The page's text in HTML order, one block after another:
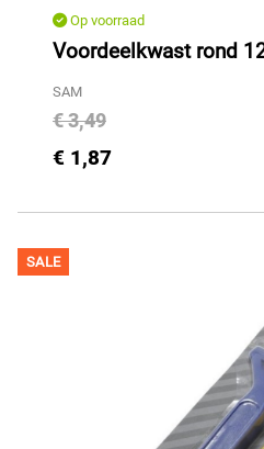
Op voorraad
Voordeelkwast rond
SAM
€ 3,49
€ 1,87
SALE